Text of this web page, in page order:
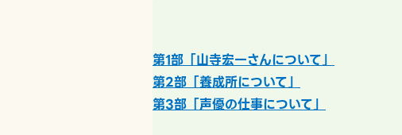
第1部「山寺宏一さんについて」
第2部「養成所について」
第3部「声優の仕事について」